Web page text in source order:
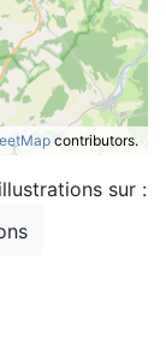
contributors.
sur :